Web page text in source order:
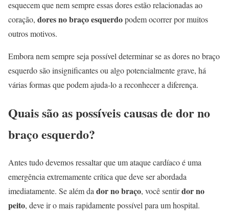
esquecem que nem sempre essas dores estão relacionadas ao
coração, dores no braço esquerdopodem ocorrer por muitos
outros motivos.
Embora nem sempre seja possível determinar se as dores no braço
esquerdo são insignificantes ou algo potencialmente grave, há
várias formas que podem ajuda-lo a reconhecer a diferença.
Quais são as possíveis causas de dor no
braço esquerdo?
Antes tudo devemos ressaltar que um ataque cardíaco é uma
emergência extremamente crítica que deve ser abordada
imediatamente. Se além da dor no braço, você sentirdor no
peito, deve ir o mais rapidamente possível para um hospital.